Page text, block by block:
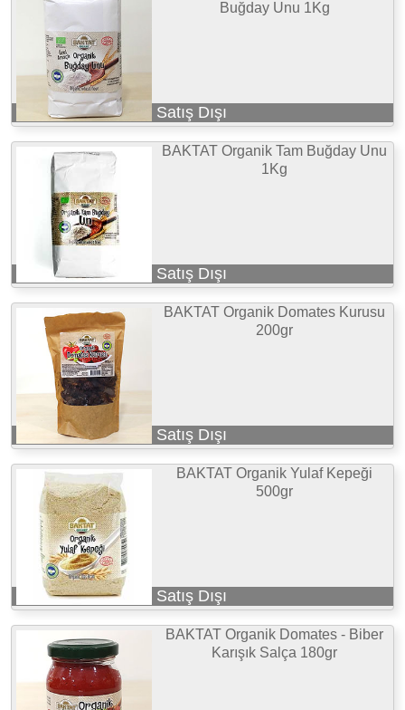
Buğday Unu 1Kg
Satış Dışı
BAKTAT Organik Tam Buğday Unu
1Kg
Satış Dışı
BAKTAT Organik Domates Kurusu
200gr
Satış Dışı
BAKTAT Organik Yulaf Kepeği
500gr
Satış Dışı
BAKTAT Organik Domates - Biber
Karışık Salça 180gr